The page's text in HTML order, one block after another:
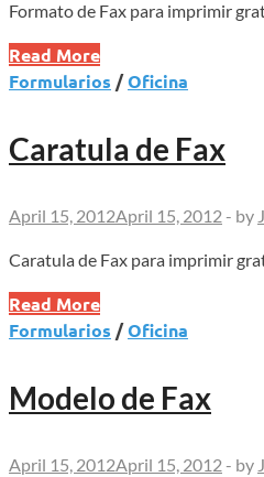
Formato de Fax para imprimir
Formato
de
Read More
Formularios /Oficina
Caratula de Fax
April 15, 2012April 15, 2012 - by
Caratula de Fax para imprimir
Caratula
de
Read More
Formularios /Oficina
Modelo de Fax
April 15, 2012April 15, 2012 - by